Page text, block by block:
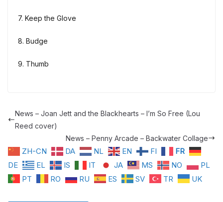
7. Keep the Glove
8. Budge
9. Thumb
News – Joan Jett and the Blackhearts – I’m So Free (Lou
Reed cover)
News – Penny Arcade – Backwater Collage
ZH-CN DA NL EN FI
FR
DE
EL IS IT JA MS NO
PL
PT
RO RU ES SV TR UK